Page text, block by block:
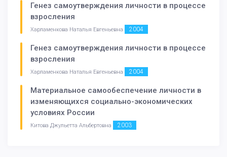
Генез самоутверждения личности в процессе
взросления
Харламенкова Наталья Евгеньевна 2004
Генез самоутверждения личности в процессе
взросления
Харламенкова Наталья Евгеньевна 2004
Материальное самообеспечение личности в
изменяющихся социально-экономических
условиях России
Китова Джульетта Альбертовна 2003